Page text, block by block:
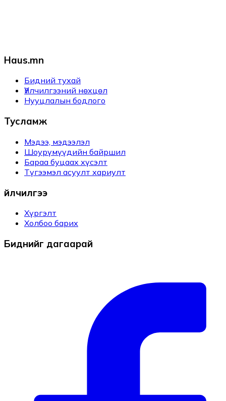
Haus.mn
Бидний тухай
Үйлчилгээний нөхцөл
Нууцлалын бодлого
Тусламж
Мэдээ, мэдээлэл
Шоурүмүүдийн байршил
Бараа буцаах хүсэлт
Түгээмэл асуулт хариулт
Үйлчилгээ
Хүргэлт
Холбоо барих
Биднийг дагаарай